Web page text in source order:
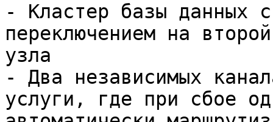
- Кластер базы данных с
переключением на
узла
- Два независимых
услуги, где при сбое